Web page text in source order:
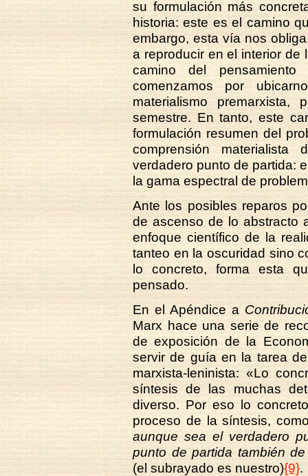
su formulación más
historia: este es el camino
embargo, esta vía nos
a reproducir en el interior de
camino del
comenzamos por
materialismo
semestre. En tanto, este
formulación resumen del
comprensión
verdadero punto de partida:
la gama espectral de
Ante los posibles reparos
de ascenso de lo abstracto
enfoque científico de la
tanteo en la oscuridad sino
lo concreto, forma esta
pensado.
En el Apéndice a
Marx hace una serie de
de exposición de la
servir de guía en la tarea
marxista-leninista: «Lo
síntesis de las muchas
diverso. Por eso lo
proceso de la síntesis,
aunque sea el verdadero
punto de partida también
(el subrayado es nuestro){9}.